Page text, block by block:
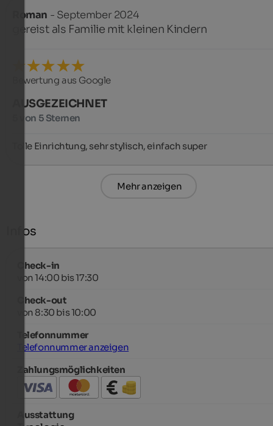
Roman - September 2024
gereist als Familie mit kleinen Kindern
Bewertung aus Google
AUSGEZEICHNET
5 von 5 Sternen
Tolle Einrichtung, sehr stylisch, einfach super
Mehr anzeigen
Infos
Check-in
von 14:00 bis 17:30
Check-out
von 8:30 bis 10:00
Telefonnummer
Telefonnummer anzeigen
Zahlungsmöglichkeiten
Ausstattung